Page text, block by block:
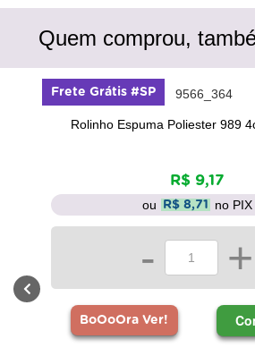
Quem comprou,
Rolinho Espuma Poliester 989
R$ 9,17
ou R$ 8,71 no PIX
- +
BoOoOra Ver!
Frete Grátis #SP